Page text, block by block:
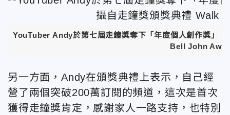
YouTuber Andy於第七屆走鐘獎奪下「年度個人創作獎」
Bell John
另一方面，Andy在頒獎典禮上表示，自己經
營了兩個突破200萬訂閱的頻道，這次是首次
獲得走鐘獎肯定，感謝家人一路支持，也特別